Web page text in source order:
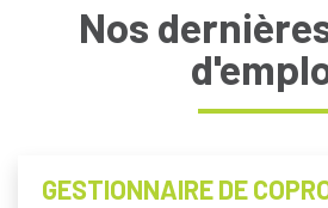
Nos
GESTIONNAIRE DE